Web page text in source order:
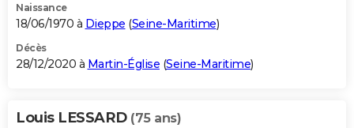
Naissance
18/06/1970 à Dieppe (Seine-Maritime)
Décès
28/12/2020 à Martin-Église (Seine-Maritime)
Louis LESSARD (75 ans)